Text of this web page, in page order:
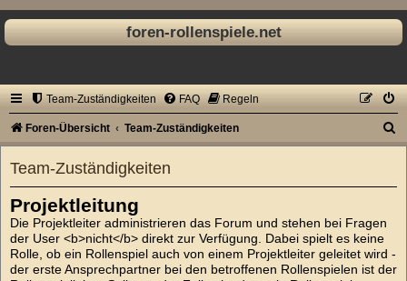
foren-rollenspiele.net
Team-Zuständigkeiten FAQ Regeln
Foren-Übersicht Team-Zuständigkeiten
Team-Zuständigkeiten
Projektleitung
Die Projektleiter administrieren das Forum und stehen bei Fragen
der User <b>nicht</b> direkt zur Verfügung. Dabei spielt es keine
Rolle, ob ein Rollenspiel auch von einem Projektleiter geleitet wird -
der erste Ansprechpartner bei den betroffenen Rollenspielen ist der